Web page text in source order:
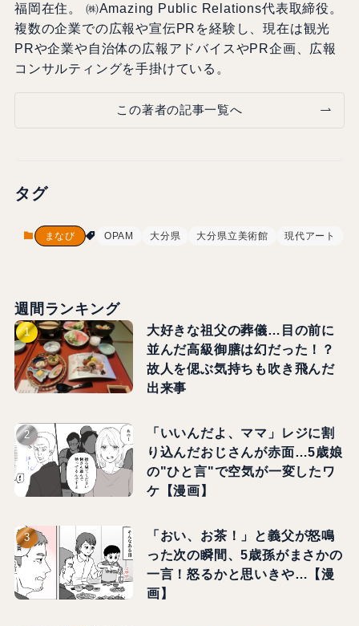
福岡在住。 ㈱Amazing Public Relations代表取締役。
複数の企業での広報や宣伝PRを経験し、現在は観光
PRや企業や自治体の広報アドバイスやPR企画、広報
コンサルティングを手掛けている。
この著者の記事一覧へ
タグ
まなび OPAM 大分県 大分県立美術館 現代アート
週間ランキング
大好きな祖父の葬儀…目の前に
並んだ高級御膳は幻だった！？
故人を偲ぶ気持ちも吹き飛んだ
出来事
「いいんだよ、ママ」レジに割
り込んだおじさんが赤面…5歳娘
の"ひと言"で空気が一変したワ
ケ【漫画】
「おい、お茶！」と義父が怒鳴
った次の瞬間、5歳孫がまさかの
一言！怒るかと思いきや…【漫
画】